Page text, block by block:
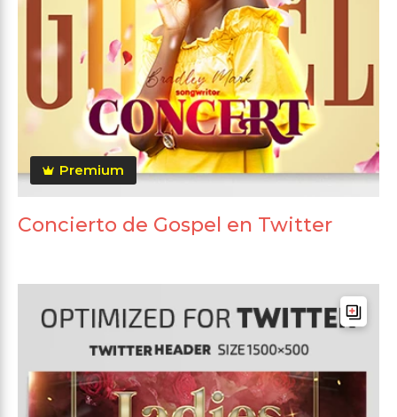
Premium
Concierto de Gospel en Twitter